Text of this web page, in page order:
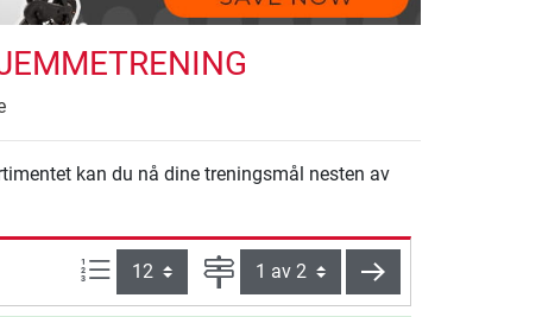
kan du nå dine treningsmål nesten av
Produkter pr. side:
Side videre